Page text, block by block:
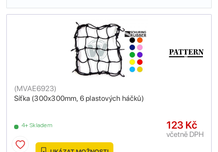
Síťka (300x300mm, 6 plastových háčků)
(MVAE6923)
4+ Skladem 123 Kč
včetně DPH